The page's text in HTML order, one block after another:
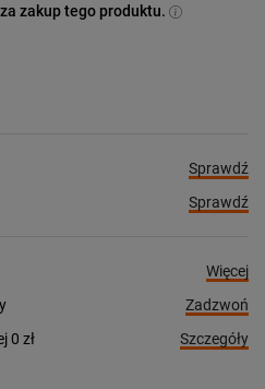
za zakup tego produktu.
Sprawdź
Sprawdź
Więcej
Zadzwoń
0 zł
Szczegóły